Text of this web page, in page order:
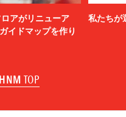
アがリニューア
イドマップを作り
私たちが
TOP